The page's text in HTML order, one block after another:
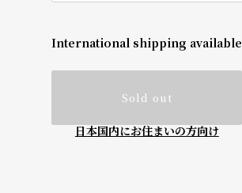
International shipping available
Sold out
日本国内にお住まいの方向け